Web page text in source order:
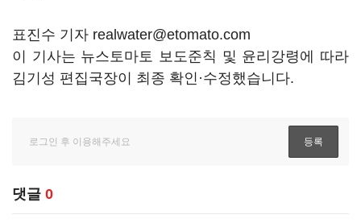
표진수 기자 realwater@etomato.com
이 기사는 뉴스토마토 보도준칙 및 윤리강령에 따라
김기성 편집국장이 최종 확인·수정했습니다.
댓글 0